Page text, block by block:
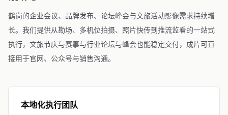
鹤岗的企业会议、品牌发布、论坛峰会与文旅活动影像需求持续增
长。我们提供从勘场、多机位拍摄、照片快传到推流监看的一站式
执行，文旅节庆与赛事与行业论坛与峰会也能稳定交付，成片可直
接用于官网、公众号与销售沟通。
本地化执行团队